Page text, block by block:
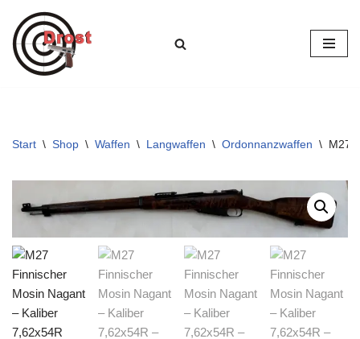
Zum
Inhalt
Start \ Shop \ Waffen \ Langwaffen \ Ordonnanzwaffen \ M27